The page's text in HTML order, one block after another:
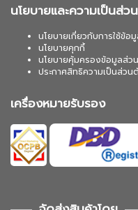
นโยบายและความเป็นส่ว
นโยบายเกี่ยวกับการใช้ข้อ
นโยบายคุกกี้
นโยบายคุ้มครองข้อมูลส่ว
ประกาศสิทธิความเป็นส่ว
เครื่องหมายรับรอง